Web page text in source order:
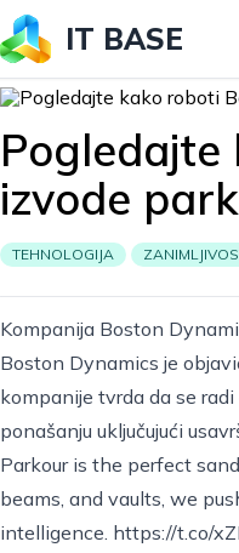
IT BASE
Pogledajte
izvode
TEHNOLOGIJA
Kompanija Boston
Boston Dynamics je
kompanije tvrda da se
ponašanju uključujući
Parkour is the perfect
beams, and vaults, we
intelligence. https://t.co/